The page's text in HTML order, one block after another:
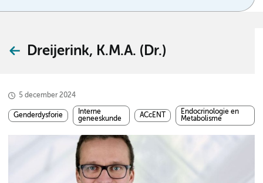
Dreijerink, K.M.A. (Dr.)
5 december 2024
Genderdysforie
Interne
geneeskunde
ACcENT
Endocrinologie en
Metabolisme